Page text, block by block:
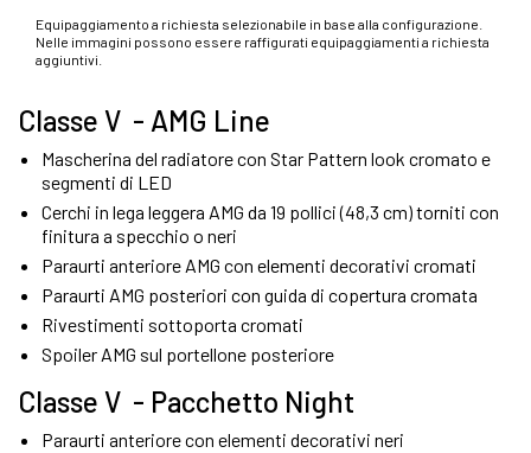
Equipaggiamento a richiesta selezionabile in base alla configurazione.
Nelle immagini possono essere raffigurati equipaggiamenti a richiesta
aggiuntivi.
Classe V - AMG Line
Mascherina del radiatore con Star Pattern look cromato e
segmenti di LED
Cerchi in lega leggera AMG da 19 pollici (48,3 cm) torniti con
finitura a specchio o neri
Paraurti anteriore AMG con elementi decorativi cromati
Paraurti AMG posteriori con guida di copertura cromata
Rivestimenti sottoporta cromati
Spoiler AMG sul portellone posteriore
Classe V - Pacchetto Night
Paraurti anteriore con elementi decorativi neri